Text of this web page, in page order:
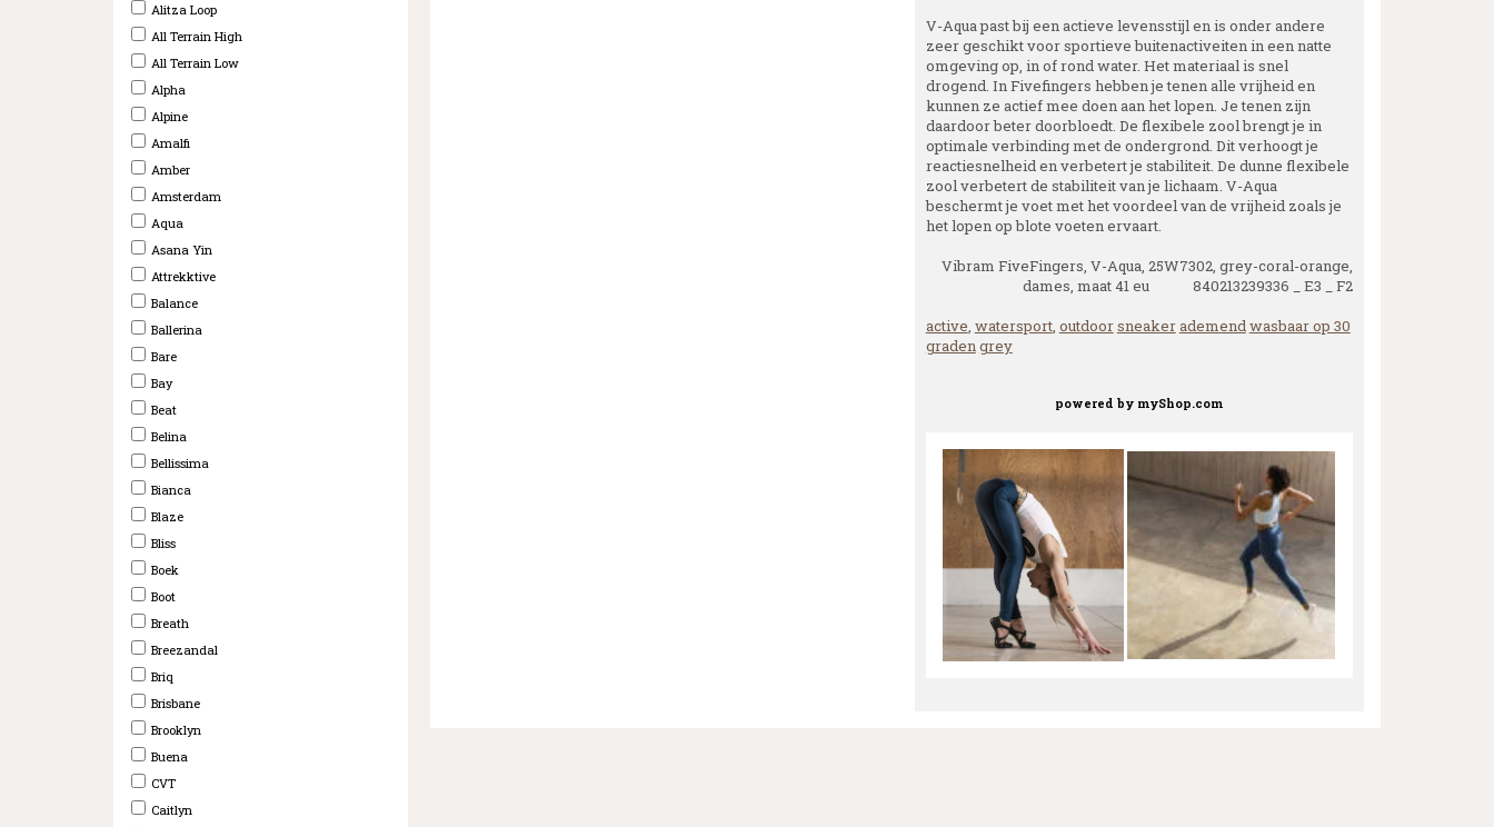
Alitza Loop
All Terrain High
All Terrain Low
Alpha
Alpine
Amalfi
Amber
Amsterdam
Aqua
Asana Yin
Attrekktive
Balance
Ballerina
Bare
Bay
Beat
Belina
Bellissima
Bianca
Blaze
Bliss
Boek
Boot
Breath
Breezandal
Briq
Brisbane
Brooklyn
Buena
CVT
Caitlyn
V-Aqua past bij een actieve levensstijl en is onder andere
zeer geschikt voor sportieve buitenactiveiten in een natte
omgeving op, in of rond water. Het materiaal is snel
drogend. In Fivefingers hebben je tenen alle vrijheid en
kunnen ze actief mee doen aan het lopen. Je tenen zijn
daardoor beter doorbloedt. De flexibele zool brengt je in
optimale verbinding met de ondergrond. Dit verhoogt je
reactiesnelheid en verbetert je stabiliteit. De dunne flexibele
zool verbetert de stabiliteit van je lichaam. V-Aqua
beschermt je voet met het voordeel van de vrijheid zoals je
het lopen op blote voeten ervaart.
Vibram FiveFingers, V-Aqua, 25W7302, grey-coral-orange,
dames, maat 41 eu 840213239336 _ E3 _ F2
active, watersport, outdoorsneakerademendwasbaar op 30
gradengrey
powered by myShop.com